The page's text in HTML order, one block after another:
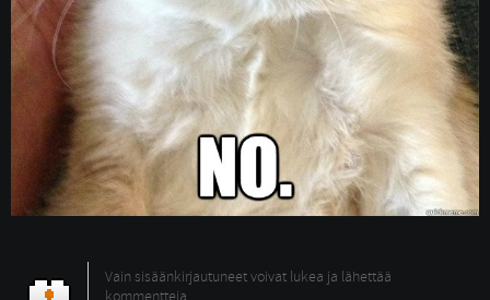
Vain sisäänkirjautuneet voivat lukea ja lähettää